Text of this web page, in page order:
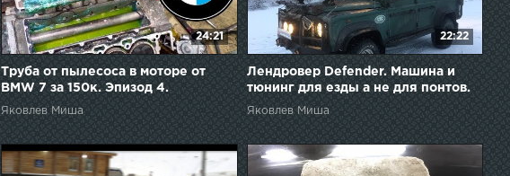
24:21
Труба от пылесоса в моторе от
BMW 7 за 150к. Эпизод 4.
Яковлев Миша
22:22
Лендровер Defender. Машина и
тюнинг для езды а не для понтов.
Яковлев Миша